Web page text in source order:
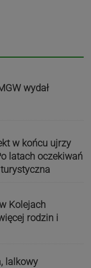
wydał
w końcu ujrzy
latach oczekiwań
Kolejach
rodzin i
lalkowy